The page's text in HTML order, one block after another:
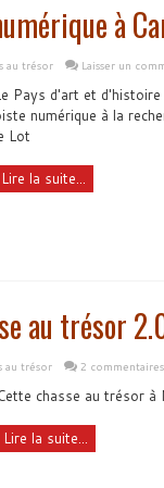
à
au trésor Laisser un
Pays d'art et
numérique à la
Lot
Lire la suite...
au trésor
au trésor 2 commentaires
chasse au trésor
Lire la suite...